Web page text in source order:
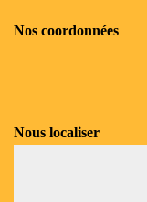
Nos coordonnées
Nous localiser